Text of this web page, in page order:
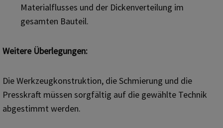
Materialflusses und der Dickenverteilung im
gesamten Bauteil.
Weitere Überlegungen:
Die Werkzeugkonstruktion, die Schmierung und die
Presskraft müssen sorgfältig auf die gewählte Technik
abgestimmt werden.